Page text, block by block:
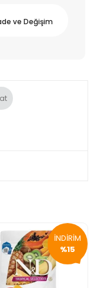
ve Değişim
İNDİRİM
%15